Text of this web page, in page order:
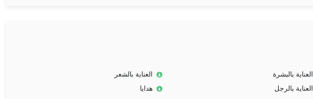
العناية بالبشرة
العناية بالشعر
العناية بالرجل هدايا